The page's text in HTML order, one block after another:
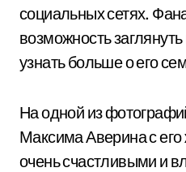
социальных сетях.
возможность
узнать больше о его
На одной из
Максима Аверина с
очень счастливыми и